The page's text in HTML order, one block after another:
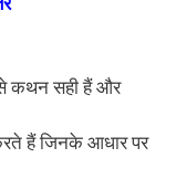
से कथन सही हैं और
करते हैं जिनके आधार पर